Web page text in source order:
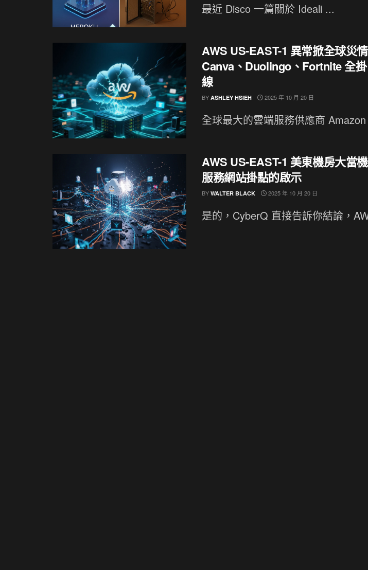
最近 Disco 一篇關於 Ideali ...
AWS US-EAST-1 異常掀全球災
Canva、Duolingo、Fortnite 全
線
BY ASHLEY HSIEH 2025 年 10 月 20 日
全球最大的雲端服務供應商
AWS US-EAST-1 美東機房大當
服務網站掛點的啟示
BY WALTER BLACK 2025 年 10 月 20 日
是的，CyberQ 直接告訴你結論，